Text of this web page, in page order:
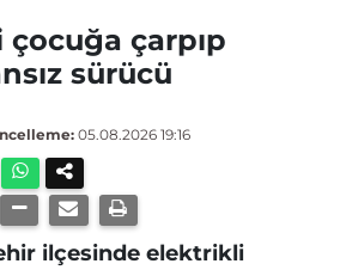
çocuğa çarpıp
sürücü
05.08.2026 19:16
ilçesinde elektrikli